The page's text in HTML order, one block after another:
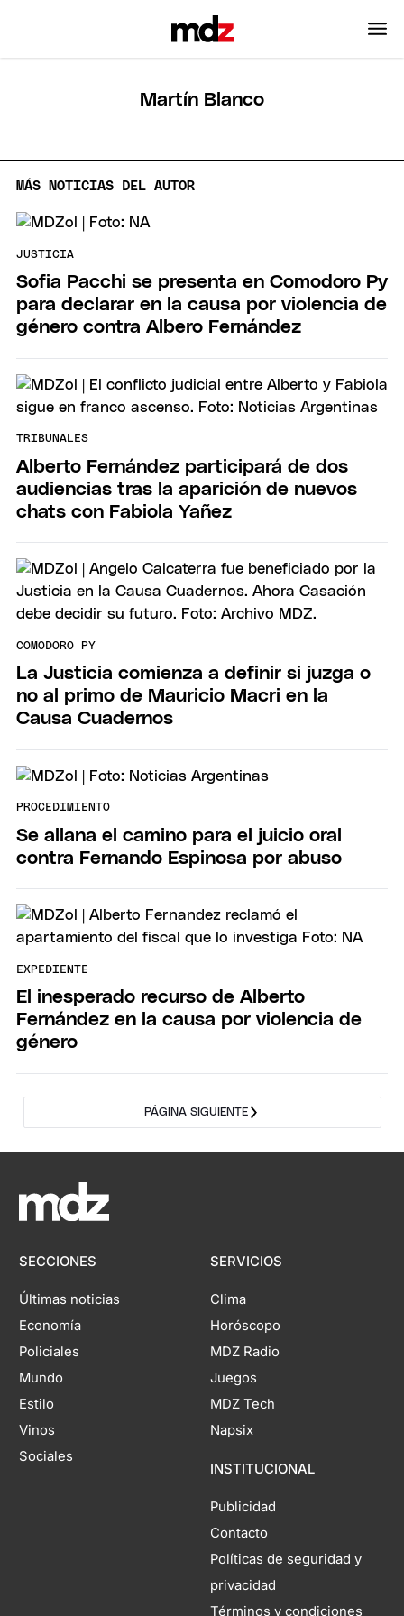
Martín Blanco
MÁS NOTICIAS DEL AUTOR
JUSTICIA
Sofia Pacchi se presenta en Comodoro Py
para declarar en la causa por violencia de
género contra Albero Fernández
TRIBUNALES
Alberto Fernández participará de dos
audiencias tras la aparición de nuevos
chats con Fabiola Yañez
COMODORO PY
La Justicia comienza a definir si juzga o
no al primo de Mauricio Macri en la
Causa Cuadernos
PROCEDIMIENTO
Se allana el camino para el juicio oral
contra Fernando Espinosa por abuso
EXPEDIENTE
El inesperado recurso de Alberto
Fernández en la causa por violencia de
género
PÁGINA SIGUIENTE
SECCIONES
Últimas noticias
Economía
Policiales
Mundo
Estilo
Vinos
Sociales
SERVICIOS
Clima
Horóscopo
MDZ Radio
Juegos
MDZ Tech
Napsix
INSTITUCIONAL
Publicidad
Contacto
Políticas de seguridad y
privacidad
Términos y condiciones